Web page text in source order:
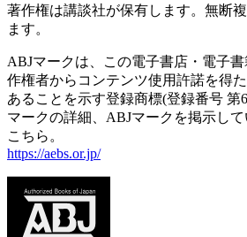
著作権は講談社が保有します。無断
ます。
ABJマークは、この電子書店・電子
作権者からコンテンツ使用許諾を得
あることを示す登録商標(登録番号 第
マークの詳細、ABJマークを掲示し
こちら。
https://aebs.or.jp/